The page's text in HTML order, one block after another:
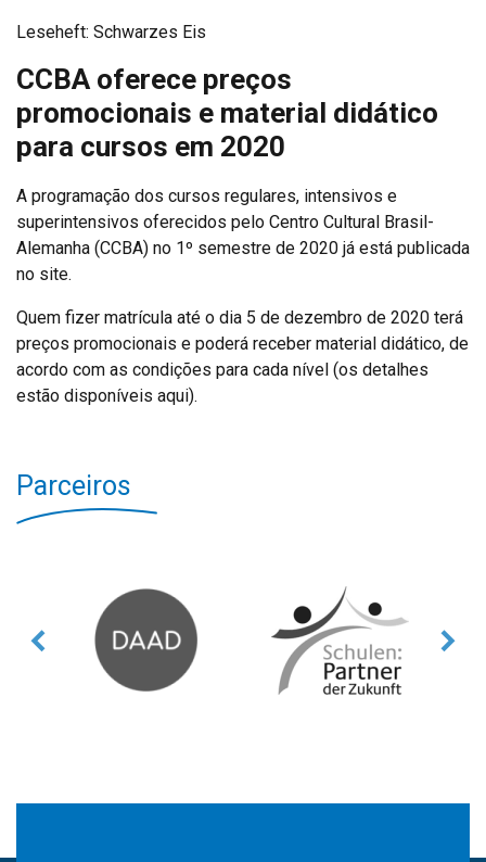
Leseheft: Schwarzes Eis
CCBA oferece preços
promocionais e material didático
para cursos em 2020
A programação dos cursos regulares, intensivos e
superintensivos oferecidos pelo Centro Cultural Brasil-
Alemanha (CCBA) no 1º semestre de 2020 já está publicada
no site.
Quem fizer matrícula até o dia 5 de dezembro de 2020 terá
preços promocionais e poderá receber material didático, de
acordo com as condições para cada nível (os detalhes
estão disponíveis aqui).
Parceiros